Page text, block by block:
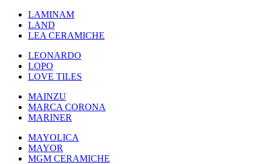
LAMINAM
LAND
LEA CERAMICHE
LEONARDO
LOPO
LOVE TILES
MAINZU
MARCA CORONA
MARINER
MAYOLICA
MAYOR
MGM CERAMICHE